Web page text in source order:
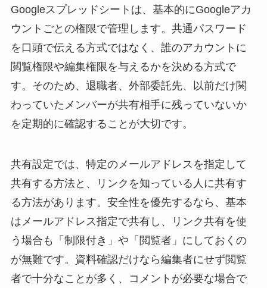
Googleスプレッドシートは、基本的にGoogleアカ
ウントごとの権限で管理します。共通パスワード
を口頭で伝える方式ではなく、誰のアカウントに
閲覧権限や編集権限を与えるかを決める方式で
す。そのため、退職者、外部委託先、以前だけ関
わっていたメンバーが共有相手に残っていないか
を定期的に確認することが大切です。
共有設定では、特定のメールアドレスを指定して
共有する方法と、リンクを知っている人に共有す
る方法があります。安全性を優先するなら、基本
はメールアドレス指定で共有し、リンク共有を使
う場合も「制限付き」や「閲覧者」にしておくの
が無難です。資料確認だけなら編集者にせず閲覧
者で十分なことが多く、コメントが必要な場合で